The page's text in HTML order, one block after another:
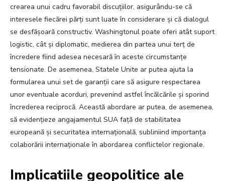
crearea unui cadru favorabil discuțiilor, asigurându-se că
interesele fiecărei părți sunt luate în considerare și că dialogul
se desfășoară constructiv. Washingtonul poate oferi atât suport
logistic, cât și diplomatic, medierea din partea unui terț de
încredere fiind adesea necesară în aceste circumstanțe
tensionate. De asemenea, Statele Unite ar putea ajuta la
formularea unui set de garanții care să asigure respectarea
unor eventuale acorduri, prevenind astfel încălcările și sporind
încrederea reciprocă. Această abordare ar putea, de asemenea,
să evidențieze angajamentul SUA față de stabilitatea
europeană și securitatea internațională, subliniind importanța
colaborării internaționale în abordarea conflictelor regionale.
Implicatiile geopolitice ale